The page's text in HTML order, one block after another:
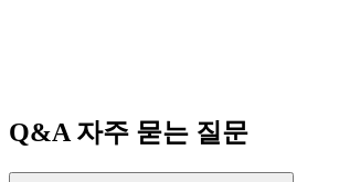
Q&A 자주 묻는 질문